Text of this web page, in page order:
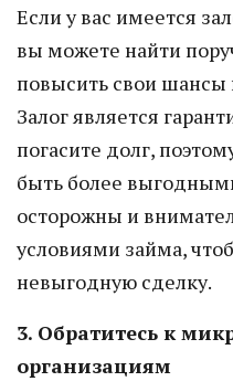
Если у вас имеется
вы можете найти
повысить свои шансы
Залог является
погасите долг,
быть более
осторожны и
условиями займа,
невыгодную сделку.
3. Обратитесь к
организациям